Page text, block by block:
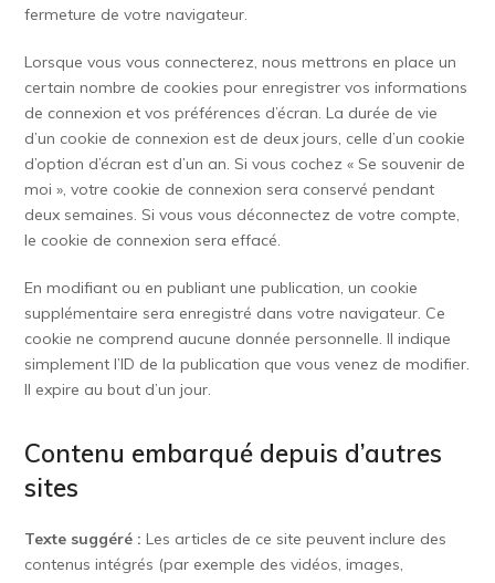
fermeture de votre navigateur.
Lorsque vous vous connecterez, nous mettrons en place un
certain nombre de cookies pour enregistrer vos informations
de connexion et vos préférences d’écran. La durée de vie
d’un cookie de connexion est de deux jours, celle d’un cookie
d’option d’écran est d’un an. Si vous cochez « Se souvenir de
moi », votre cookie de connexion sera conservé pendant
deux semaines. Si vous vous déconnectez de votre compte,
le cookie de connexion sera effacé.
En modifiant ou en publiant une publication, un cookie
supplémentaire sera enregistré dans votre navigateur. Ce
cookie ne comprend aucune donnée personnelle. Il indique
simplement l’ID de la publication que vous venez de modifier.
Il expire au bout d’un jour.
Contenu embarqué depuis d’autres
sites
Texte suggéré :Les articles de ce site peuvent inclure des
contenus intégrés (par exemple des vidéos, images,